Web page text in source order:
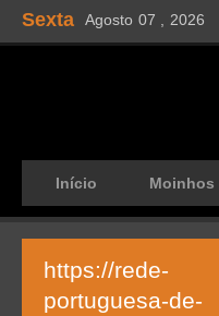
Sexta Agosto 07 , 2026
Início Moinhos
https://rede-
portuguesa-de-